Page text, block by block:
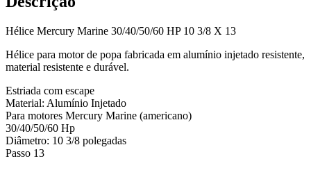
Hélice Mercury Marine 30/40/50/60 HP 10 3/8 X 13
Hélice para motor de popa fabricada em alumínio injetado resistente,
material resistente e durável.
Estriada com escape
Material: Alumínio Injetado
Para motores Mercury Marine (americano)
30/40/50/60 Hp
Diâmetro: 10 3/8 polegadas
Passo 13